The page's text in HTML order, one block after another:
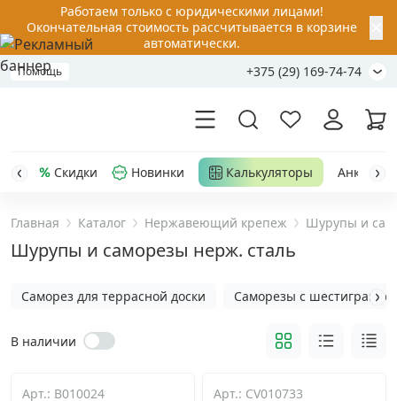
Работаем только с юридическими лицами!
Окончательная стоимость рассчитывается в корзине
автоматически.
Помощь +375 (29) 169-74-74
Акции
Скидки Новинки Калькуляторы Анкер-
Главная Каталог Нержавеющий крепеж Шурупы и
Шурупы и саморезы нерж. сталь
Саморез для террасной доски Саморезы с
В наличии
Арт.: B010024 Арт.: CV010733